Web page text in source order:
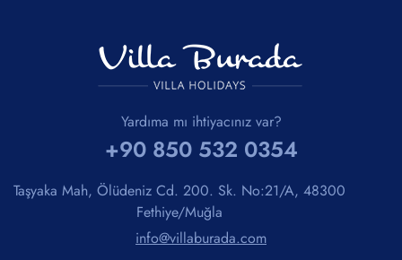
çıkarabilirsiniz. Muhafazakar villalarımızın her birinde modern
bir mutfak vardır. Bu nedenle, dilediğiniz takdirde kendi
yemeklerinizi hazırlayabilir ve keyifle tatilinizi geçirebilirsiniz.
Kiralık muhafazakar villalarımızdan bazılarında bulunan kapalı
ve ısıtmalı havuzlar sayesinde villalarda tatil yapmak yılın her
zamanında mümkündür.
Muhafazakar villalar olarak da bilinen "İslami Villalar",
çevreden görünmeyen bitki, ağaç veya perdeleme sistemi ile
çevrilidir. Muhafazakar tesettürlü aileler için gizlilik önemlidir.
Yardıma mı ihtiyacınız var?
+90 850 532 0354
Taşyaka Mah, Ölüdeniz Cd. 200. Sk. No:21/A, 48300
Fethiye/Muğla
info@villaburada.com